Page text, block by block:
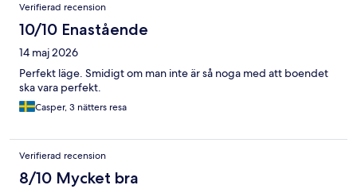
Verifierad recension
10/10 Enastående
14 maj 2026
Perfekt läge. Smidigt om man inte är så noga med att boendet
ska vara perfekt.
Casper, 3 nätters resa
Verifierad recension
8/10 Mycket bra